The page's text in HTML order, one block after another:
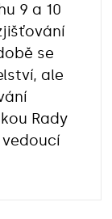
9 a 10
se
ale
Rady